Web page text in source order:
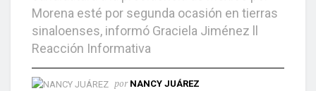
Morena esté por segunda ocasión en tierras
sinaloenses, informó Graciela Jiménez ll
Reacción Informativa
por NANCY JUÁREZ